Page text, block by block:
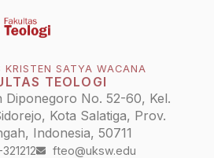
KRISTEN SATYA WACANA
TEOLOGI
Diponegoro No. 52-60, Kel.
Kota Salatiga, Prov.
Indonesia, 50711
fteo@uksw.edu